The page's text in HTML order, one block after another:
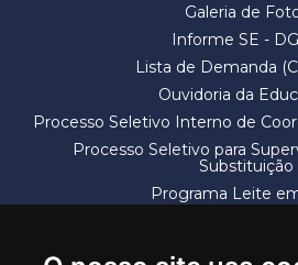
Galeria de
Informe SE -
Lista de Demanda
Ouvidoria da
Processo Seletivo Interno de
Processo Seletivo para
Substituição
Programa Leite